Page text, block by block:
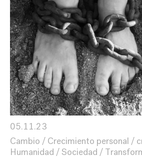
05.11.23
Cambio
Crecimiento personal
Humanidad
Sociedad